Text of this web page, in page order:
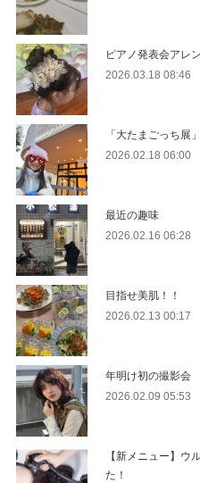
ピアノ発表会アレ
2026.03.18 08:46
「大たまごっち展
2026.02.18 06:00
最近の趣味
2026.02.16 06:28
目指せ美肌！！
2026.02.13 00:17
年明け初の撮影会
2026.02.09 05:53
【新メニュー】ウ
た！